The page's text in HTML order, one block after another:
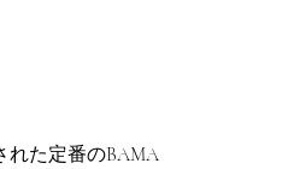
れた定番のBAMA